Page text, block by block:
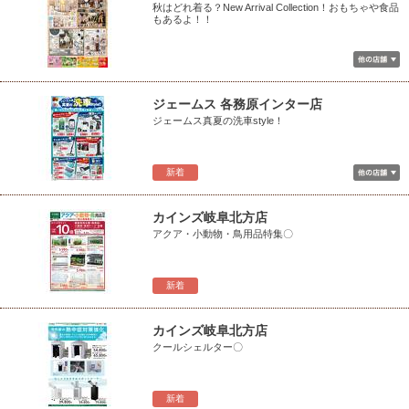
秋はどれ着る？New Arrival Collection！おもちゃや食品
もあるよ！！
新着
ジェームス 各務原インター店
ジェームス真夏の洗車style！
新着
カインズ岐阜北方店
アクア・小動物・鳥用品特集〇
新着
カインズ岐阜北方店
クールシェルター〇